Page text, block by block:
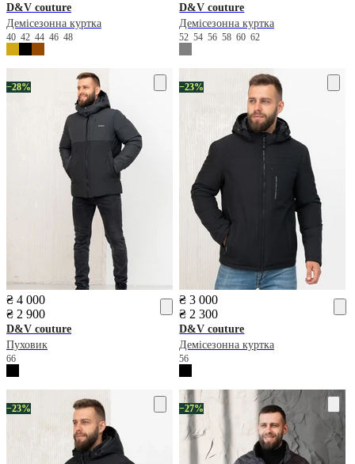
D&V couture
Демісезонна куртка
40 42 44 46 48
D&V couture
Демісезонна куртка
525456586062
−28%
₴ 4 000
₴ 2 900
D&V couture
Пуховик
66
−23%
₴ 3 000
₴ 2 300
D&V couture
Демісезонна куртка
56
−23% −27%